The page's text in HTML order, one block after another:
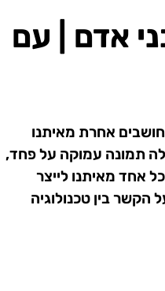
אדם | עם
אחרת מאיתנו
תמונה עמוקה על פחד,
אחד מאיתנו לייצר
בין טכנולוגיה